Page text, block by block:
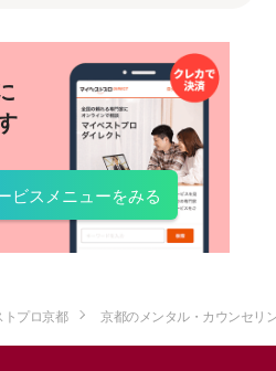
ビスメニューをみる
トプロ京都 京都のメンタル・カウンセリ